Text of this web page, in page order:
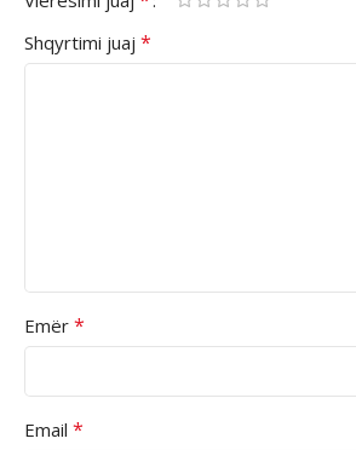
Shqyrtimi juaj *
Emër *
Email *